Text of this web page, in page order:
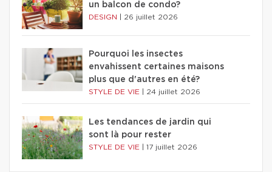
un balcon de condo?
DESIGN 26 juillet 2026
Pourquoi les insectes
envahissent certaines maisons
plus que d'autres en été?
STYLE DE VIE 24 juillet 2026
Les tendances de jardin qui
sont là pour rester
STYLE DE VIE 17 juillet 2026